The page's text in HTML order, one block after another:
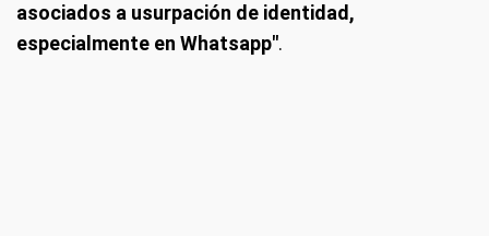
asociados a usurpación de identidad,
especialmente en Whatsapp".